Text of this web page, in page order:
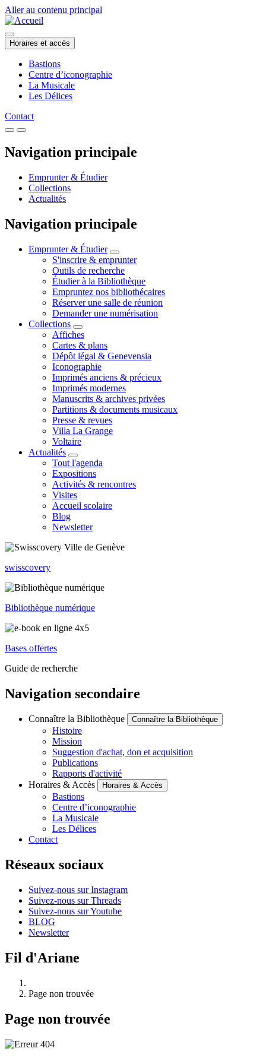
Aller au contenu principal
Horaires et accès
Bastions
Centre d’iconographie
La Musicale
Les Délices
Contact
Navigation principale
Emprunter & Étudier
Collections
Actualités
Navigation principale
Emprunter & Étudier
S'inscrire & emprunter
Outils de recherche
Étudier à la Bibliothèque
Empruntez nos bibliothécaires
Réserver une salle de réunion
Demander une numérisation
Collections
Affiches
Cartes & plans
Dépôt légal & Genevensia
Iconographie
Imprimés anciens & précieux
Imprimés modernes
Manuscrits & archives privées
Partitions & documents musicaux
Presse & revues
Villa La Grange
Voltaire
Actualités
Tout l'agenda
Expositions
Activités & rencontres
Visites
Accueil scolaire
Blog
Newsletter
swisscovery
Bibliothèque numérique
Bases offertes
Guide de recherche
Navigation secondaire
Connaître la Bibliothèque Connaître la Bibliothèque
Histoire
Mission
Suggestion d'achat, don et acquisition
Publications
Rapports d'activité
Horaires & Accès
Horaires & Accès
Bastions
Centre d’iconographie
La Musicale
Les Délices
Contact
Réseaux sociaux
Suivez-nous sur Instagram
Suivez-nous sur Threads
Suivez-nous sur Youtube
BLOG
Newsletter
Fil d'Ariane
Page non trouvée
Page non trouvée